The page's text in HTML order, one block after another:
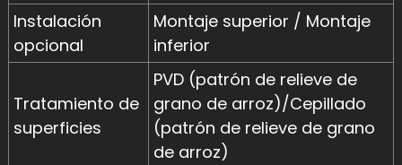
Instalación
opcional
Montaje superior / Montaje
inferior
Tratamiento de
superficies
PVD (patrón de relieve de
grano de arroz)/Cepillado
(patrón de relieve de grano
de arroz)